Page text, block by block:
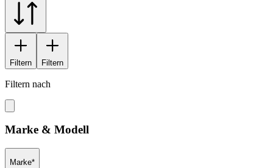
Filtern Filtern
Filtern nach
Marke & Modell
Marke*